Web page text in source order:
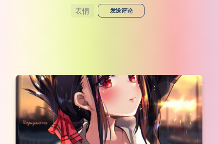
表情 发送评论